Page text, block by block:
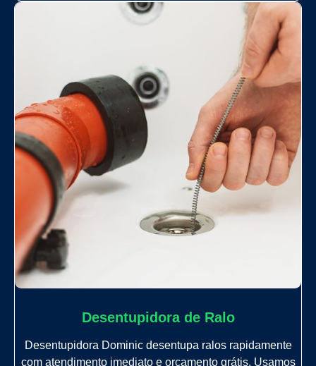
Desentupidora de Ralo
Desentupidora Dominic desentupa ralos rapidamente
com atendimento imediato e orçamento grátis. Usamos